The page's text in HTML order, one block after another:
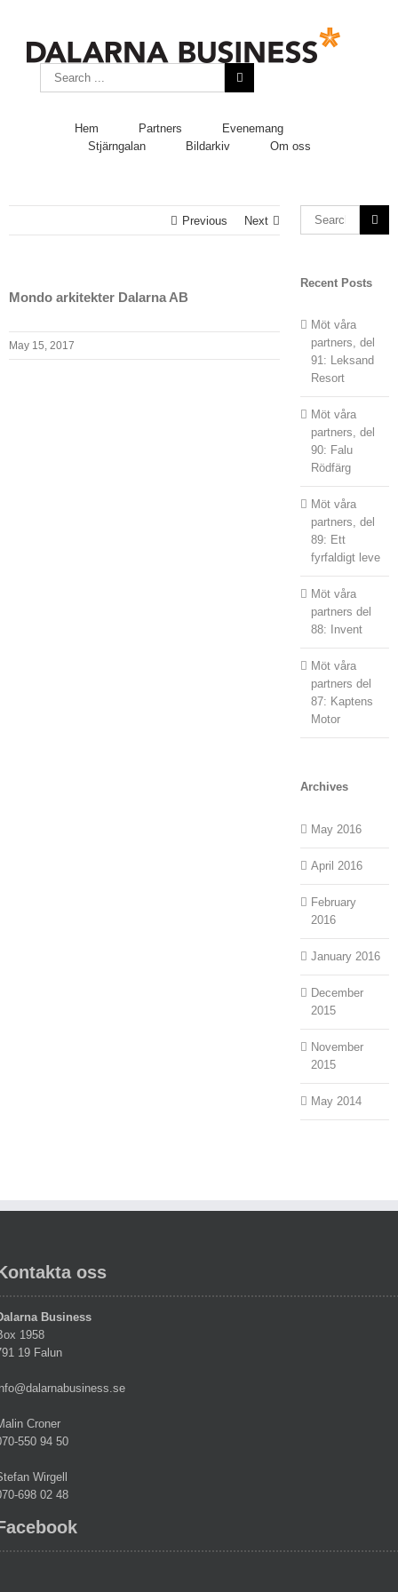
content
Search
for:
Hem Partners
Evenemang
Stjärngalan
Bildarkiv Om oss
Previous Next
Mondo arkitekter Dalarna AB
May 15, 2017
Search
for:
Recent Posts
Möt våra
partners, del
91: Leksand
Resort
Möt våra
partners, del
90: Falu
Rödfärg
Möt våra
partners, del
89: Ett
fyrfaldigt leve
Möt våra
partners del
88: Invent
Möt våra
partners del
87: Kaptens
Motor
Archives
May 2016
April 2016
February
2016
January 2016
December
2015
November
2015
May 2014
oss
Business
1958
19 Falun
Croner
550 94 50
Wirgell
698 02 48